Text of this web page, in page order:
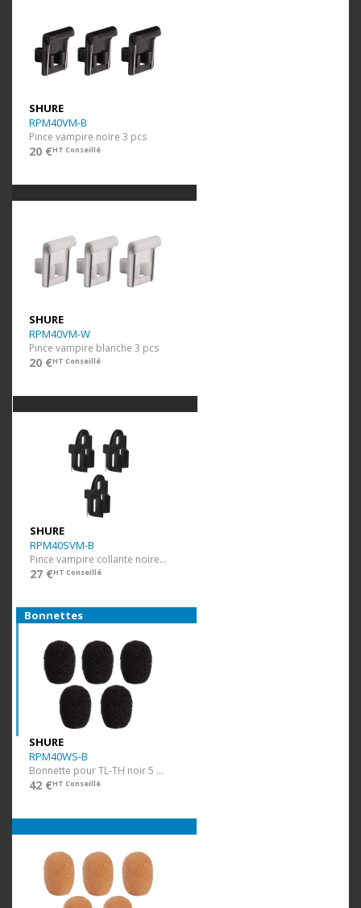
SHURE
RPM40VM-B
Pince vampire noire 3 pcs
20 €HT Conseillé
SHURE
RPM40VM-W
Pince vampire blanche 3 pcs
20 €HT Conseillé
SHURE
RPM40SVM-B
Pince vampire collante noire 3 pcs
27 €HT Conseillé
Bonnettes
SHURE
RPM40WS-B
Bonnette pour TL-TH noir 5 pcs
42 €HT Conseillé